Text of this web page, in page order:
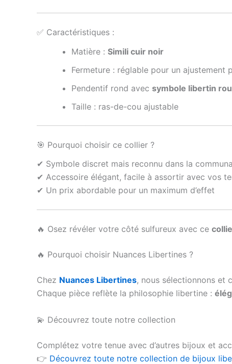
✅ Caractéristiques :
Matière : Simili cuir noir
Fermeture : réglable pour un ajustement
Pendentif rond avec symbole libertin
Taille : ras-de-cou ajustable
🎯 Pourquoi choisir ce collier ?
✔ Symbole discret mais reconnu dans la
✔ Accessoire élégant, facile à assortir avec vos
✔ Un prix abordable pour un maximum d’effet
🔥 Osez révéler votre côté sulfureux avec ce
🔥 Pourquoi choisir Nuances Libertines ?
Chez Nuances Libertines, nous sélectionnons et
Chaque pièce reflète la philosophie libertine :
💫 Découvrez toute notre collection
Complétez votre tenue avec d’autres bijoux et
👉 Découvrez toute notre collection de bijoux